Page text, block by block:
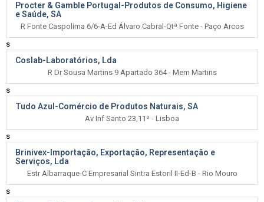
Procter & Gamble Portugal-Produtos de Consumo, Higiene
e Saúde, SA
R Fonte Caspolima 6/6-A-Ed Álvaro Cabral-Qtª Fonte - Paço Arcos
s
Coslab-Laboratórios, Lda
R Dr Sousa Martins 9 Apartado 364 - Mem Martins
s
Tudo Azul-Comércio de Produtos Naturais, SA
Av Inf Santo 23,11º - Lisboa
s
Brinivex-Importação, Exportação, Representação e
Serviços, Lda
Estr Albarraque-C Empresarial Sintra Estoril II-Ed-B - Rio Mouro
s